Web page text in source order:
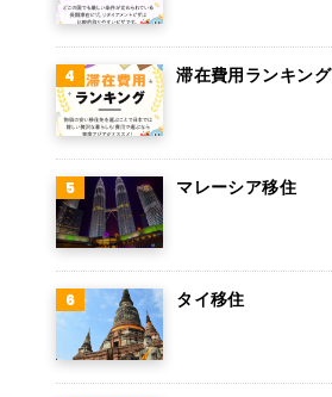
ボリビア
ロシア
アイルランド
フィンランド
滞在費用ランキング
マレーシア移住
タイ移住